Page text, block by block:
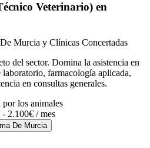
Veterinario) en
Murcia y Clínicas Concertadas
del sector. Domina la asistencia en
farmacología aplicada,
en consultas generales.
los animales
- 2.100€ / mes
De Murcia